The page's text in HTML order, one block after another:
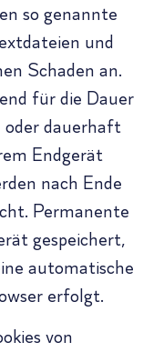
so genannte
und
Schaden an.
für die Dauer
oder dauerhaft
Endgerät
nach Ende
Permanente
gespeichert,
automatische
erfolgt.
von